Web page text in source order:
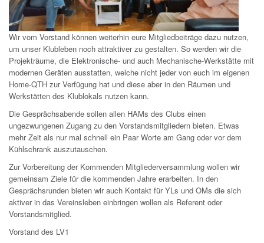
Wir vom Vorstand können weiterhin eure Mitgliedbeiträge dazu nutzen,
um unser Klubleben noch attraktiver zu gestalten. So werden wir die
Projekträume, die Elektronische- und auch Mechanische-Werkstätte mit
modernen Geräten ausstatten, welche nicht jeder von euch im eigenen
Home-QTH zur Verfügung hat und diese aber in den Räumen und
Werkstätten des Klublokals nutzen kann.
Die Gesprächsabende sollen allen HAMs des Clubs einen
ungezwungenen Zugang zu den Vorstandsmitgliedern bieten. Etwas
mehr Zeit als nur mal schnell ein Paar Worte am Gang oder vor dem
Kühlschrank auszutauschen.
Zur Vorbereitung der Kommenden Mitgliederversammlung wollen wir
gemeinsam Ziele für die kommenden Jahre erarbeiten. In den
Gesprächsrunden bieten wir auch Kontakt für YLs und OMs die sich
aktiver in das Vereinsleben einbringen wollen als Referent oder
Vorstandsmitglied.
Vorstand des LV1